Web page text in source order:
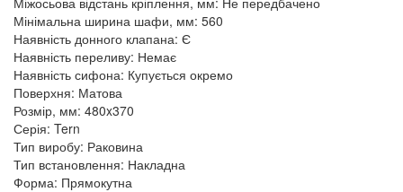
Мінімальна ширина шафи, мм: 560
Наявність донного клапана: Є
Наявність переливу: Немає
Наявність сифона: Купується окремо
Поверхня: Матова
Розмір, мм: 480x370
Серія: Tern
Тип виробу: Раковина
Тип встановлення: Накладна
Форма: Прямокутна